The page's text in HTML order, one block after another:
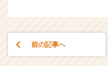
前の記事へ